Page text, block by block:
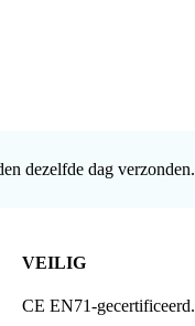
dezelfde dag verzonden.
VEILIG
CE EN71-gecertificeerd.